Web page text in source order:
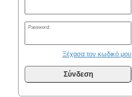
Password:
Ξέχασα τον κωδικό μου
Σύνδεση